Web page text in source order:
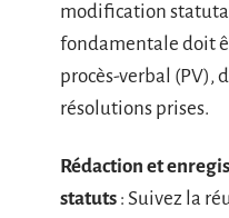
modification
fondamentale doit
procès-verbal (PV),
résolutions prises.
Rédaction et
statuts : Suivez la